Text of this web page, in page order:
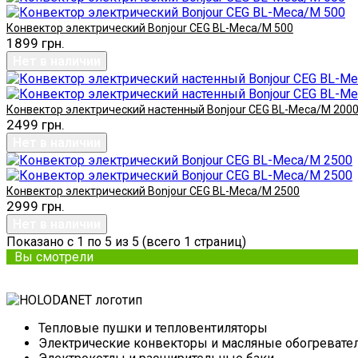
Конвектор электрический Bonjour CEG BL-Meca/M 500
1899 грн.
Конвектор электрический настенный Bonjour CEG BL-Meca/M 2000
2499 грн.
Конвектор электрический Bonjour CEG BL-Meca/M 2500
2999 грн.
Показано с 1 по 5 из 5 (всего 1 страниц)
Вы смотрели
Тепловые пушки и тепловентиляторы
Электрические конвекторы и масляные